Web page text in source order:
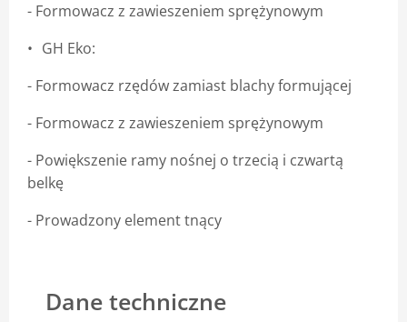
- Formowacz z zawieszeniem sprężynowym
GH Eko:
- Formowacz rzędów zamiast blachy formującej
- Formowacz z zawieszeniem sprężynowym
- Powiększenie ramy nośnej o trzecią i czwartą
belkę
- Prowadzony element tnący
Dane techniczne